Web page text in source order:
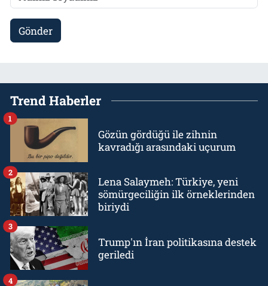
Gönder
Trend Haberler
Gözün gördüğü ile zihnin
kavradığı arasındaki uçurum
1
Lena Salaymeh: Türkiye, yeni
sömürgeciliğin ilk örneklerinden
biriydi
2
Trump'ın İran politikasına destek
geriledi
3
4